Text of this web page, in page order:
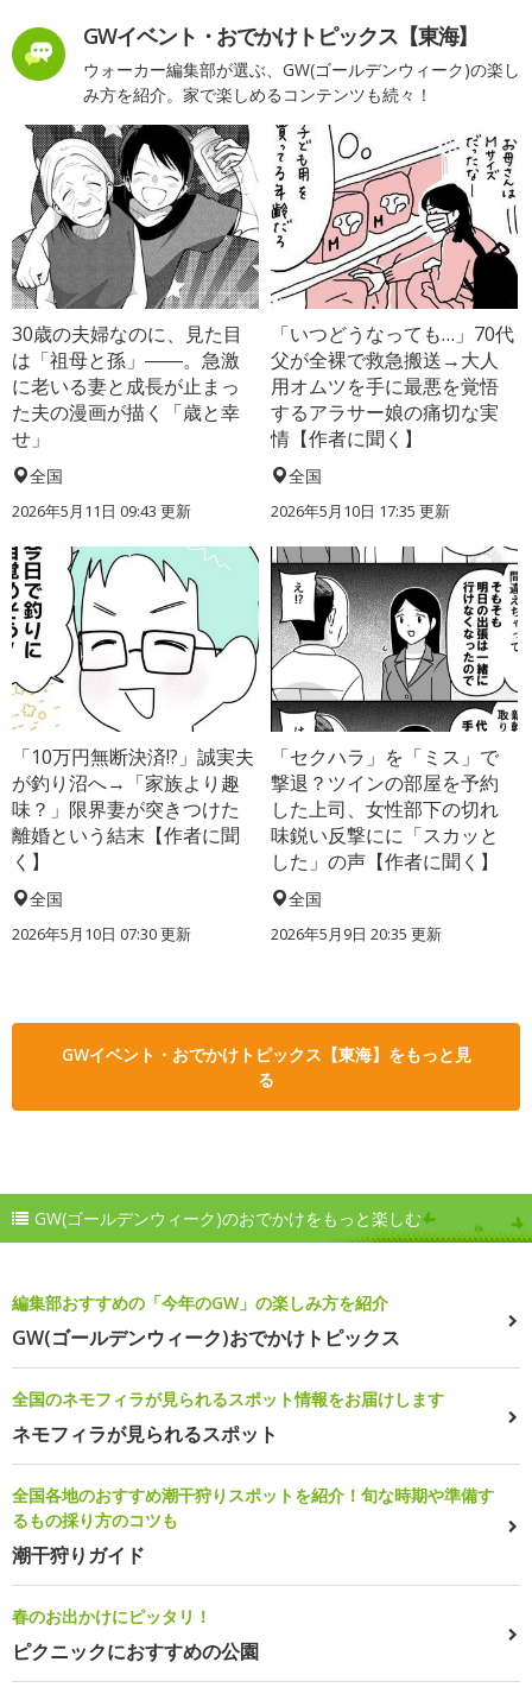
GWイベント・おでかけトピックス【東海】
ウォーカー編集部が選ぶ、GW(ゴールデンウィーク)の楽し
み方を紹介。家で楽しめるコンテンツも続々！
30歳の夫婦なのに、見た目
は「祖母と孫」――。急激
に老いる妻と成長が止まっ
た夫の漫画が描く「歳と幸
せ」
全国
2026年5月11日 09:43 更新
「いつどうなっても…」70代
父が全裸で救急搬送→大人
用オムツを手に最悪を覚悟
するアラサー娘の痛切な実
情【作者に聞く】
全国
2026年5月10日 17:35 更新
「10万円無断決済!?」誠実夫
が釣り沼へ→「家族より趣
味？」限界妻が突きつけた
離婚という結末【作者に聞
く】
全国
2026年5月10日 07:30 更新
「セクハラ」を「ミス」で
撃退？ツインの部屋を予約
した上司、女性部下の切れ
味鋭い反撃にに「スカッと
した」の声【作者に聞く】
全国
2026年5月9日 20:35 更新
GWイベント・おでかけトピックス【東海】をもっと見
る
GW(ゴールデンウィーク)のおでかけをもっと楽しむ
編集部おすすめの「今年のGW」の楽しみ方を紹介
GW(ゴールデンウィーク)おでかけトピックス
全国のネモフィラが見られるスポット情報をお届けします
ネモフィラが見られるスポット
全国各地のおすすめ潮干狩りスポットを紹介！旬な時期や準備す
るもの採り方のコツも
潮干狩りガイド
春のお出かけにピッタリ！
ピクニックにおすすめの公園